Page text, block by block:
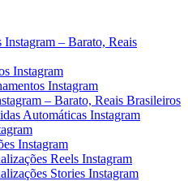
– Barato, Reais
Instagram
Instagram
– Barato, Reais Brasileiros
Automáticas Instagram
Instagram
Reels Instagram
Stories Instagram